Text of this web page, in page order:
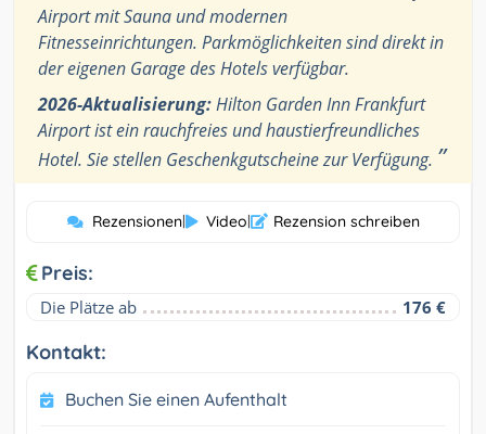
Airport mit Sauna und modernen
Fitnesseinrichtungen. Parkmöglichkeiten sind direkt in
der eigenen Garage des Hotels verfügbar.
2026-Aktualisierung:Hilton Garden Inn Frankfurt
Airport ist ein rauchfreies und haustierfreundliches
Hotel. Sie stellen Geschenkgutscheine zur Verfügung. ”
Rezensionen| Video| Rezension schreiben
Preis:
Die Plätze ab 176 €
Kontakt:
Buchen Sie einen Aufenthalt